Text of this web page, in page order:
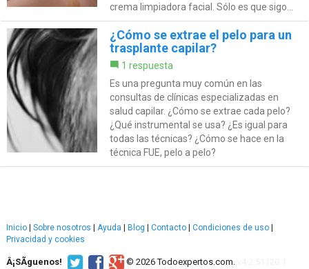
crema limpiadora facial. Sólo es que sigo...
¿Cómo se extrae el pelo para un
trasplante capilar?
1 respuesta
Es una pregunta muy común en las
consultas de clínicas especializadas en
salud capilar. ¿Cómo se extrae cada pelo?
¿Qué instrumental se usa? ¿Es igual para
todas las técnicas? ¿Cómo se hace en la
técnica FUE, pelo a pelo?
Inicio | Sobre nosotros | Ayuda | Blog | Contacto | Condiciones de uso |
Privacidad y cookies
Â¡SÃ­guenos! © 2026 Todoexpertos.com.